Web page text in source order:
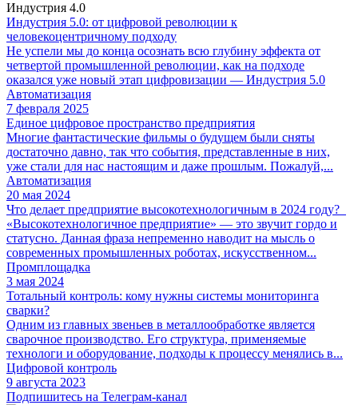
Индустрия 4.0
Индустрия 5.0: от цифровой революции к
человекоцентричному подходу
Не успели мы до конца осознать всю глубину эффекта от
четвертой промышленной революции, как на подходе
оказался уже новый этап цифровизации — Индустрия 5.0
Автоматизация
7 февраля 2025
Единое цифровое пространство предприятия
Многие фантастические фильмы о будущем были сняты
достаточно давно, так что события, представленные в них,
уже стали для нас настоящим и даже прошлым. Пожалуй,...
Автоматизация
20 мая 2024
Что делает предприятие высокотехнологичным в 2024 году?
«Высокотехнологичное предприятие» — это звучит гордо и
статусно. Данная фраза непременно наводит на мысль о
современных промышленных роботах, искусственном...
Промплощадка
3 мая 2024
Тотальный контроль: кому нужны системы мониторинга
сварки?
Одним из главных звеньев в металлообработке является
сварочное производство. Его структура, применяемые
технологи и оборудование, подходы к процессу менялись в...
Цифровой контроль
9 августа 2023
Подпишитесь на Телеграм-канал